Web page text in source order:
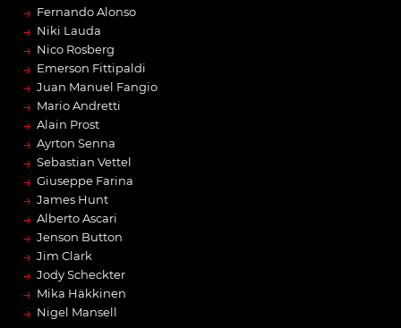
→ Fernando Alonso
→ Niki Lauda
→ Nico Rosberg
→ Emerson Fittipaldi
→ Juan Manuel Fangio
→ Mario Andretti
→ Alain Prost
→ Ayrton Senna
→ Sebastian Vettel
→ Giuseppe Farina
→ James Hunt
→ Alberto Ascari
→ Jenson Button
→ Jim Clark
→ Jody Scheckter
→ Mika Häkkinen
→ Nigel Mansell